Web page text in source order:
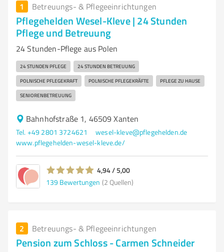
1 Betreuungs- & Pflegeeinrichtungen
Pflegehelden Wesel-Kleve | 24 Stunden
Pflege und Betreuung
24 Stunden-Pflege aus Polen
24 STUNDEN PFLEGE 24 STUNDEN BETREUUNG
POLNISCHE PFLEGEKRAFT POLNISCHE PFLEGEKRÄFTE PFLEGE ZU HAUSE
SENIORENBETREUUNG
Bahnhofstraße 1, 46509 Xanten
Tel. +49 2801 3724621
wesel-kleve@pflegehelden.de
www.pflegehelden-wesel-kleve.de/
4,94 / 5,00
139 Bewertungen (2 Quellen)
2 Betreuungs- & Pflegeeinrichtungen
Pension zum Schloss - Carmen Schneider